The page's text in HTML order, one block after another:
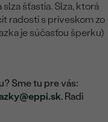
šťastia. Slza, ktorá
radosti s príveskom zo
je súčasťou šperku)
Sme tu pre vás:
. Radi